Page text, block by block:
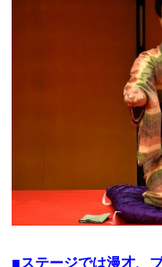
■ステージでは漫才、